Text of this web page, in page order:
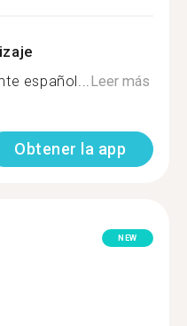
español... Leer más
Obtener la app
NEW